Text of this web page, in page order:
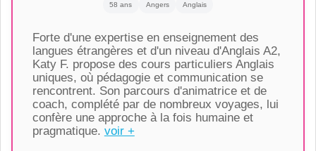
58 ans Angers Anglais
Forte d'une expertise en enseignement des
langues étrangères et d'un niveau d'Anglais A2,
Katy F. propose des cours particuliers Anglais
uniques, où pédagogie et communication se
rencontrent. Son parcours d'animatrice et de
coach, complété par de nombreux voyages, lui
confère une approche à la fois humaine et
pragmatique. voir +